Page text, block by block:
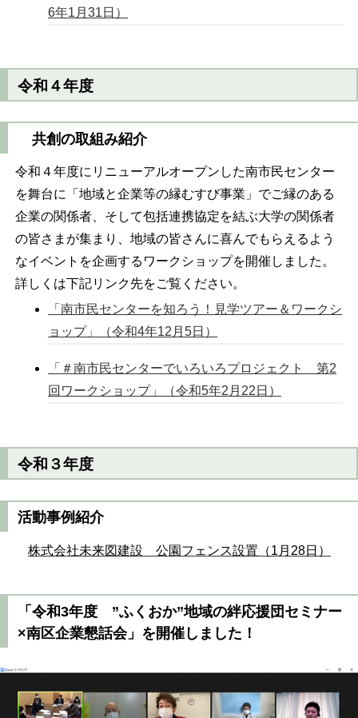
6年1月31日）
令和４年度
共創の取組み紹介
令和４年度にリニューアルオープンした南市民センター
を舞台に「地域と企業等の縁むすび事業」でご縁のある
企業の関係者、そして包括連携協定を結ぶ大学の関係者
の皆さまが集まり、地域の皆さんに喜んでもらえるよう
なイベントを企画するワークショップを開催しました。
詳しくは下記リンク先をご覧ください。
「南市民センターを知ろう！見学ツアー＆ワークシ
ョップ」（令和4年12月5日）
「＃南市民センターでいろいろプロジェクト 第2
回ワークショップ」（令和5年2月22日）
令和３年度
活動事例紹介
株式会社未来図建設 公園フェンス設置（1月28日）
「令和3年度 ”ふくおか”地域の絆応援団セミナー
×南区企業懇話会」を開催しました！